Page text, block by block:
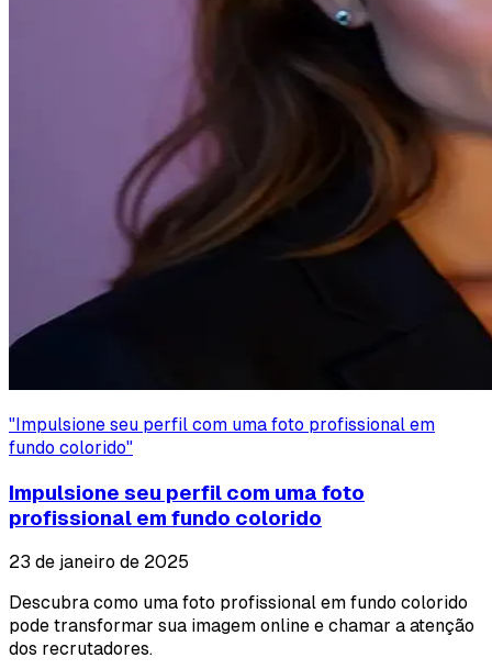
"Impulsione seu perfil com uma foto profissional em
fundo colorido"
Impulsione seu perfil com uma foto
profissional em fundo colorido
23 de janeiro de 2025
Descubra como uma foto profissional em fundo colorido
pode transformar sua imagem online e chamar a atenção
dos recrutadores.